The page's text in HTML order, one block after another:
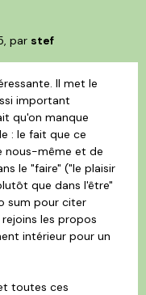
par stef
Il met le
important
qu'on manque
: le fait que ce
nous-même et de
le "faire" ("le plaisir
que dans l'être"
sum pour citer
les propos
intérieur pour un
toutes ces